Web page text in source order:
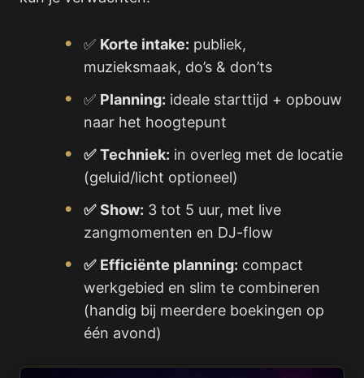
✅ Korte intake: publiek,
muzieksmaak, do’s & don’ts
✅ Planning: ideale starttijd + opbouw
naar het hoogtepunt
✅ Techniek: in overleg met de locatie
(geluid/licht optioneel)
✅ Show: 3 tot 5 uur, met live
zangmomenten en DJ-flow
✅ Efficiënte planning: compact
werkgebied en slim te combineren
(handig bij meerdere boekingen op
één avond)